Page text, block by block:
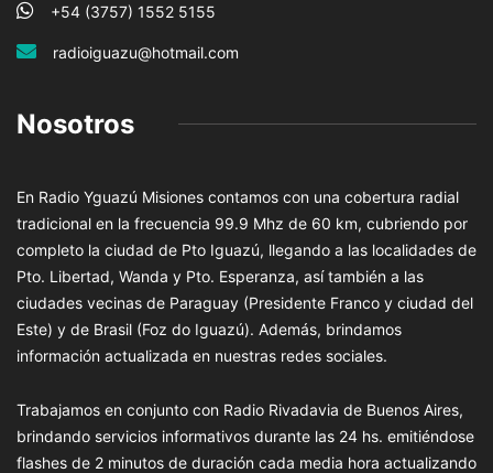
+54 (3757) 1552 5155
radioiguazu@hotmail.com
Nosotros
En Radio Yguazú Misiones contamos con una cobertura radial
tradicional en la frecuencia 99.9 Mhz de 60 km, cubriendo por
completo la ciudad de Pto Iguazú, llegando a las localidades de
Pto. Libertad, Wanda y Pto. Esperanza, así también a las
ciudades vecinas de Paraguay (Presidente Franco y ciudad del
Este) y de Brasil (Foz do Iguazú). Además, brindamos
información actualizada en nuestras redes sociales.
Trabajamos en conjunto con Radio Rivadavia de Buenos Aires,
brindando servicios informativos durante las 24 hs. emitiéndose
flashes de 2 minutos de duración cada media hora actualizando